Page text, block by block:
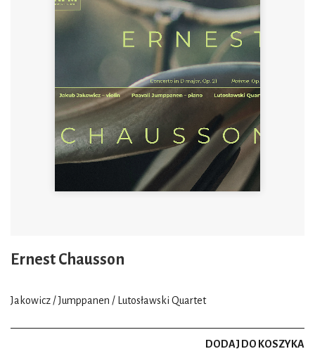
Ernest Chausson
Jakowicz / Jumppanen / Lutosławski Quartet
DODAJ DO KOSZYKA